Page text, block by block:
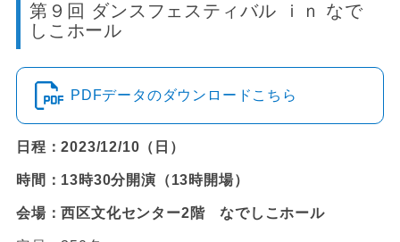
第９回 ダンスフェスティバル ｉｎ なで
しこホール
PDFデータのダウンロードこちら
日程：2023/12/10（日）
時間：13時30分開演（13時開場）
会場：西区文化センター2階 なでしこホール